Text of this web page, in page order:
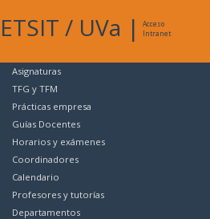
ETSIT / UVa |
Acceso
Intranet
Asignaturas
TFG y TFM
Prácticas empresa
Guías Docentes
Horarios y exámenes
Coordinadores
Calendario
Profesores y tutorías
Departamentos